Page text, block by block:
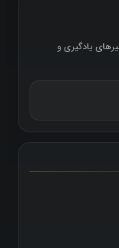
یادگیری و